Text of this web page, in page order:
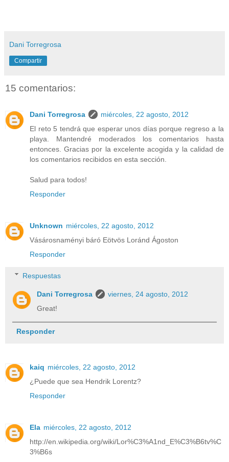
Dani Torregrosa
Compartir
15 comentarios:
Dani Torregrosa
miércoles, 22 agosto, 2012
El reto 5 tendrá que esperar unos días porque regreso a la
playa. Mantendré moderados los comentarios hasta
entonces. Gracias por la excelente acogida y la calidad de
los comentarios recibidos en esta sección.
Salud para todos!
Responder
Unknown miércoles, 22 agosto, 2012
Vásárosnaményi báró Eötvös Loránd Ágoston
Responder
Respuestas
Dani Torregrosa
viernes, 24 agosto, 2012
Great!
Responder
kaiq miércoles, 22 agosto, 2012
¿Puede que sea Hendrik Lorentz?
Responder
Ela miércoles, 22 agosto, 2012
http://en.wikipedia.org/wiki/Lor%C3%A1nd_E%C3%B6tv%C
3%B6s